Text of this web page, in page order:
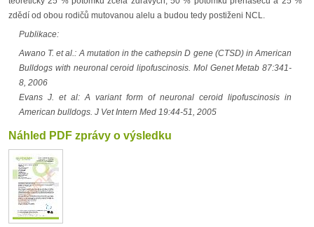
zdědí od obou rodičů mutovanou alelu a budou tedy postiženi NCL.
Publikace:
Awano T. et al.: A mutation in the cathepsin D gene (CTSD) in American
Bulldogs with neuronal ceroid lipofuscinosis. Mol Genet Metab 87:341-
8, 2006
Evans J. et al: A variant form of neuronal ceroid lipofuscinosis in
American bulldogs. J Vet Intern Med 19:44-51, 2005
Náhled PDF zprávy o výsledku